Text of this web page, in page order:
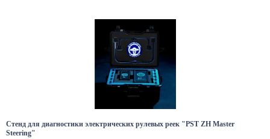
Стенд для диагностики электрических рулевых реек "PST ZH Master
Steering"